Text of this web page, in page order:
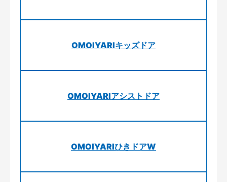
OMOIYARIキッズドア
OMOIYARIアシストドア
OMOIYARIひきドアW